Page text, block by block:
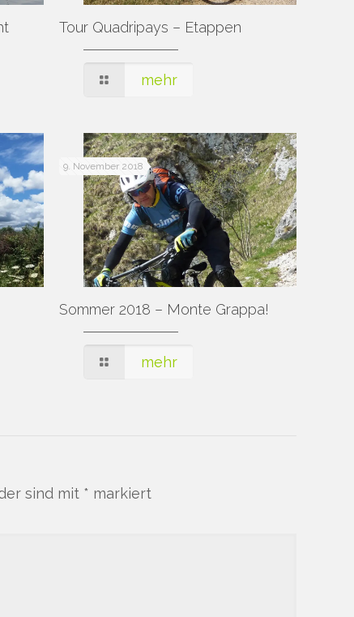
Tour Quadripays – Etappen
mehr
9. November 2018
Sommer 2018 – Monte Grappa!
mehr
sind mit * markiert